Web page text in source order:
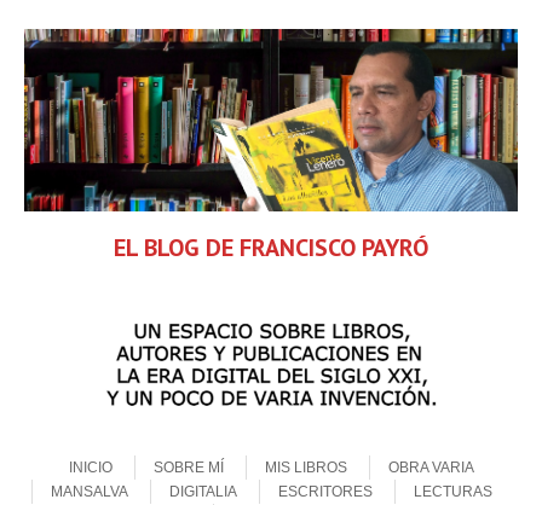
EL BLOG DE FRANCISCO PAYRÓ
MenuINICIO
SOBRE MÍ MIS LIBROS
OBRA VARIA
MANSALVA
DIGITALIA ESCRITORES
LECTURAS